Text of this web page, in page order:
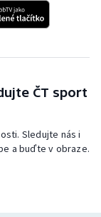
ČT sport
Sledujte nás i
a buďte v obraze.